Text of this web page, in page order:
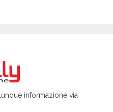
informazione via